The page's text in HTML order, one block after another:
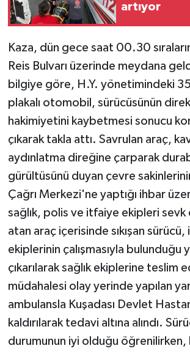
artıyor
Kaza, dün gece saat 00.30
Reis Bulvarı üzerinde meydana
bilgiye göre, H.Y. yönetimindeki
plakalı otomobil, sürücüsünün
hakimiyetini kaybetmesi sonucu
çıkarak takla attı. Savrulan araç,
aydınlatma direğine çarparak
gürültüsünü duyan çevre
Çağrı Merkezi'ne yaptığı ihbar
sağlık, polis ve itfaiye ekipleri sevk
atan araç içerisinde sıkışan
ekiplerinin çalışmasıyla bulunduğu
çıkarılarak sağlık ekiplerine teslim
müdahalesi olay yerinde yapılan
ambulansla Kuşadası Devlet
kaldırılarak tedavi altına alındı.
durumunun iyi olduğu öğrenilirken,